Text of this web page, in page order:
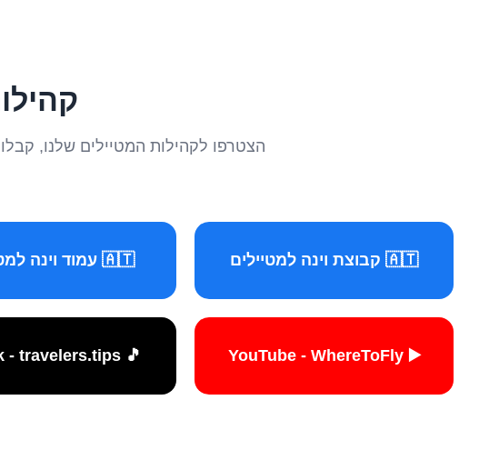
הצטרפו לקהילות המטיילים שלנו,
🇦🇹 קבוצת וינה למטיילים 🇦🇹 עמוד וינה למטיילים
▶️ YouTube - WhereToFly
🎵 TikTok - travelers.tips